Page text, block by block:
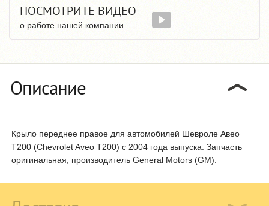
ПОСМОТРИТЕ ВИДЕО
о работе нашей компании
Описание
Крыло переднее правое для автомобилей Шевроле Авео
T200 (Chevrolet Aveo T200) с 2004 года выпуска. Запчасть
оригинальная, производитель General Motors (GM).